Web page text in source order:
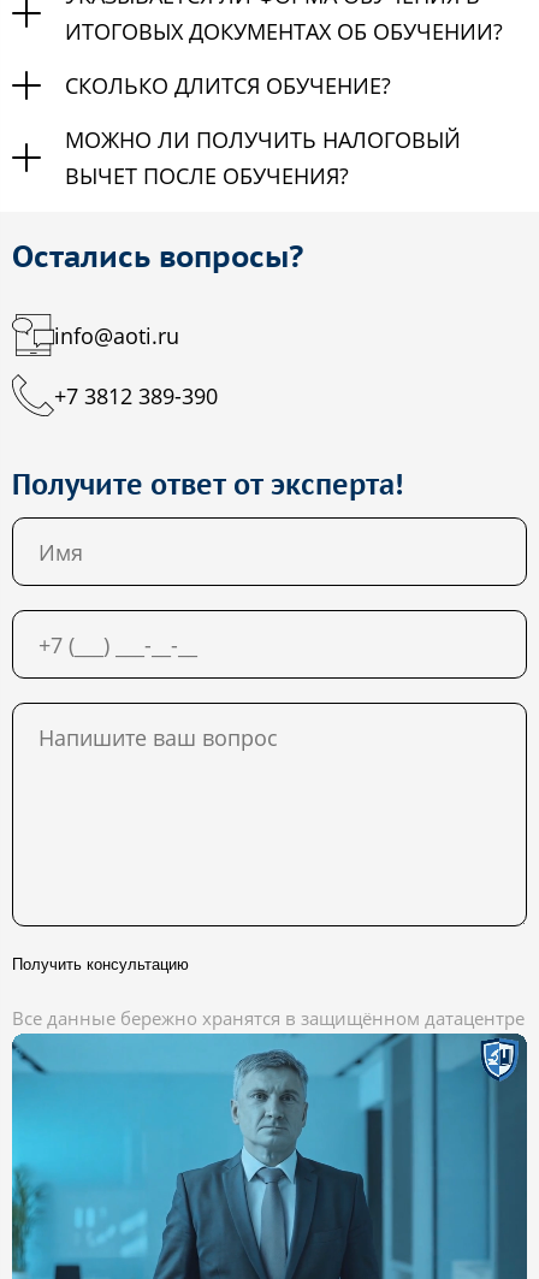
ИТОГОВЫХ ДОКУМЕНТАХ ОБ ОБУЧЕНИИ?
СКОЛЬКО ДЛИТСЯ ОБУЧЕНИЕ?
МОЖНО ЛИ ПОЛУЧИТЬ НАЛОГОВЫЙ
ВЫЧЕТ ПОСЛЕ ОБУЧЕНИЯ?
Остались вопросы?
info@aoti.ru
+7 3812 389-390
Получите ответ от эксперта!
Получить консультацию
Все данные бережно хранятся в защищённом датацентре